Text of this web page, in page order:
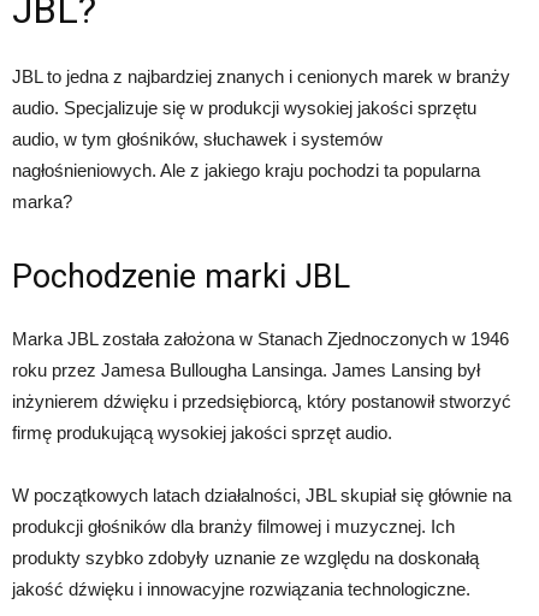
JBL?
JBL to jedna z najbardziej znanych i cenionych marek w branży
audio. Specjalizuje się w produkcji wysokiej jakości sprzętu
audio, w tym głośników, słuchawek i systemów
nagłośnieniowych. Ale z jakiego kraju pochodzi ta popularna
marka?
Pochodzenie marki JBL
Marka JBL została założona w Stanach Zjednoczonych w 1946
roku przez Jamesa Bullougha Lansinga. James Lansing był
inżynierem dźwięku i przedsiębiorcą, który postanowił stworzyć
firmę produkującą wysokiej jakości sprzęt audio.
W początkowych latach działalności, JBL skupiał się głównie na
produkcji głośników dla branży filmowej i muzycznej. Ich
produkty szybko zdobyły uznanie ze względu na doskonałą
jakość dźwięku i innowacyjne rozwiązania technologiczne.